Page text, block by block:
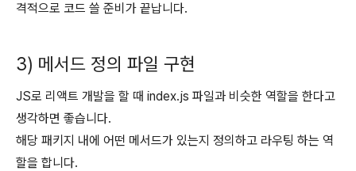
격적으로 코드 쓸 준비가 끝납니다.
3) 메서드 정의 파일 구현
JS로 리액트 개발을 할 때 index.js 파일과 비슷한 역할을 한다고
생각하면 좋습니다.
해당 패키지 내에 어떤 메서드가 있는지 정의하고 라우팅 하는 역
할을 합니다.